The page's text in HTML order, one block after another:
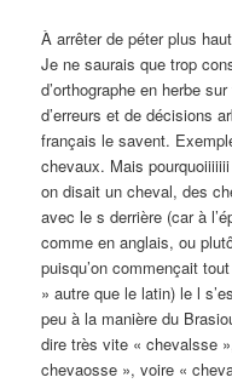
À arrêter de péter plus
Je ne saurais que trop
d’orthographe en herbe
d’erreurs et de décisions
français le savent.
chevaux. Mais
on disait un cheval, des
avec le s derrière (car à
comme en anglais, ou
puisqu’on commençait
» autre que le latin) le l
peu à la manière du
dire très vite « chevalsse
chevaosse », voire «